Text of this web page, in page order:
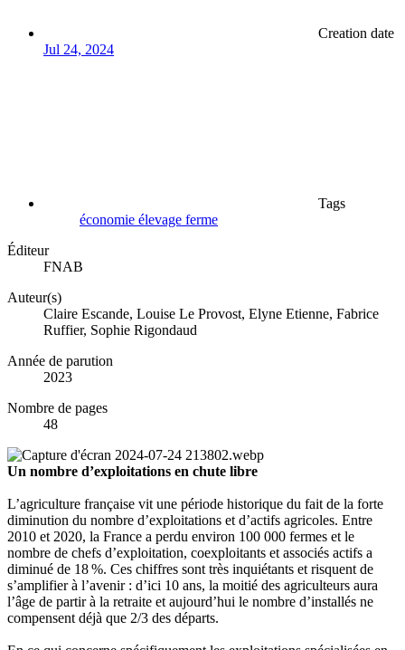
Creation date
Jul 24, 2024
Tags
économie élevage ferme
Éditeur
FNAB
Auteur(s)
Claire Escande, Louise Le Provost, Elyne Etienne, Fabrice
Ruffier, Sophie Rigondaud
Année de parution
2023
Nombre de pages
48
Un nombre d’exploitations en chute libre
L’agriculture française vit une période historique du fait de la forte
diminution du nombre d’exploitations et d’actifs agricoles. Entre
2010 et 2020, la France a perdu environ 100 000 fermes et le
nombre de chefs d’exploitation, coexploitants et associés actifs a
diminué de 18 %. Ces chiffres sont très inquiétants et risquent de
s’amplifier à l’avenir : d’ici 10 ans, la moitié des agriculteurs aura
l’âge de partir à la retraite et aujourd’hui le nombre d’installés ne
compensent déjà que 2/3 des départs.